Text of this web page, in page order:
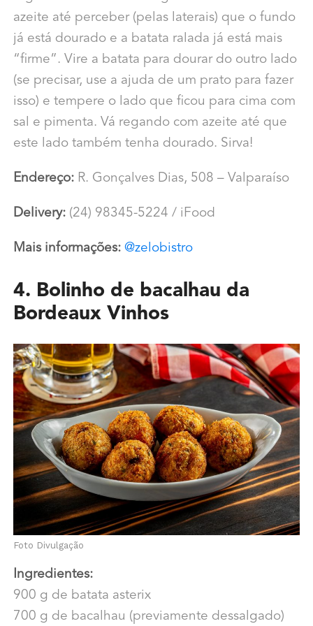
azeite até perceber (pelas laterais) que o fundo
já está dourado e a batata ralada já está mais
“firme”. Vire a batata para dourar do outro lado
(se precisar, use a ajuda de um prato para fazer
isso) e tempere o lado que ficou para cima com
sal e pimenta. Vá regando com azeite até que
este lado também tenha dourado. Sirva!
Endereço:R. Gonçalves Dias, 508 – Valparaíso
Delivery:(24) 98345-5224 / iFood
Mais informações: @zelobistro
4. Bolinho de bacalhau da
Bordeaux Vinhos
Foto Divulgação
Ingredientes:
900 g de batata asterix
700 g de bacalhau (previamente dessalgado)